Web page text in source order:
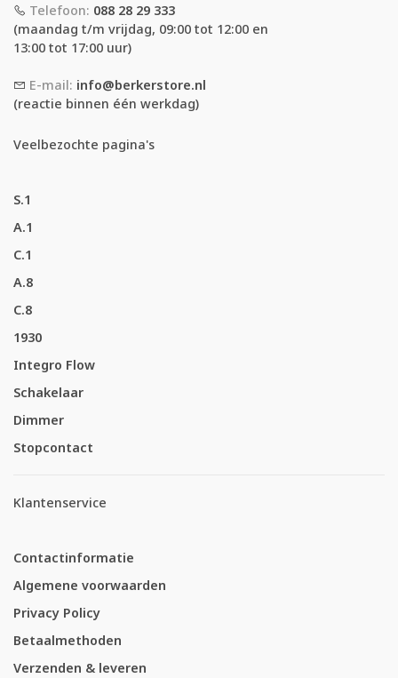
Telefoon: 088 28 29 333
(maandag t/m vrijdag, 09:00 tot 12:00 en
13:00 tot 17:00 uur)
E-mail: info@berkerstore.nl
(reactie binnen één werkdag)
Veelbezochte pagina's
S.1
A.1
C.1
A.8
C.8
1930
Integro Flow
Schakelaar
Dimmer
Stopcontact
Klantenservice
Contactinformatie
Algemene voorwaarden
Privacy Policy
Betaalmethoden
Verzenden & leveren